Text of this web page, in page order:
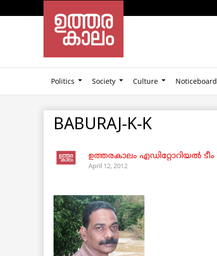
Politics Society Culture Noticeboard
BABURAJ-K-K
ഉത്തരകാലം എഡിറ്റോറിയല്‍ ടീം
April 12, 2012